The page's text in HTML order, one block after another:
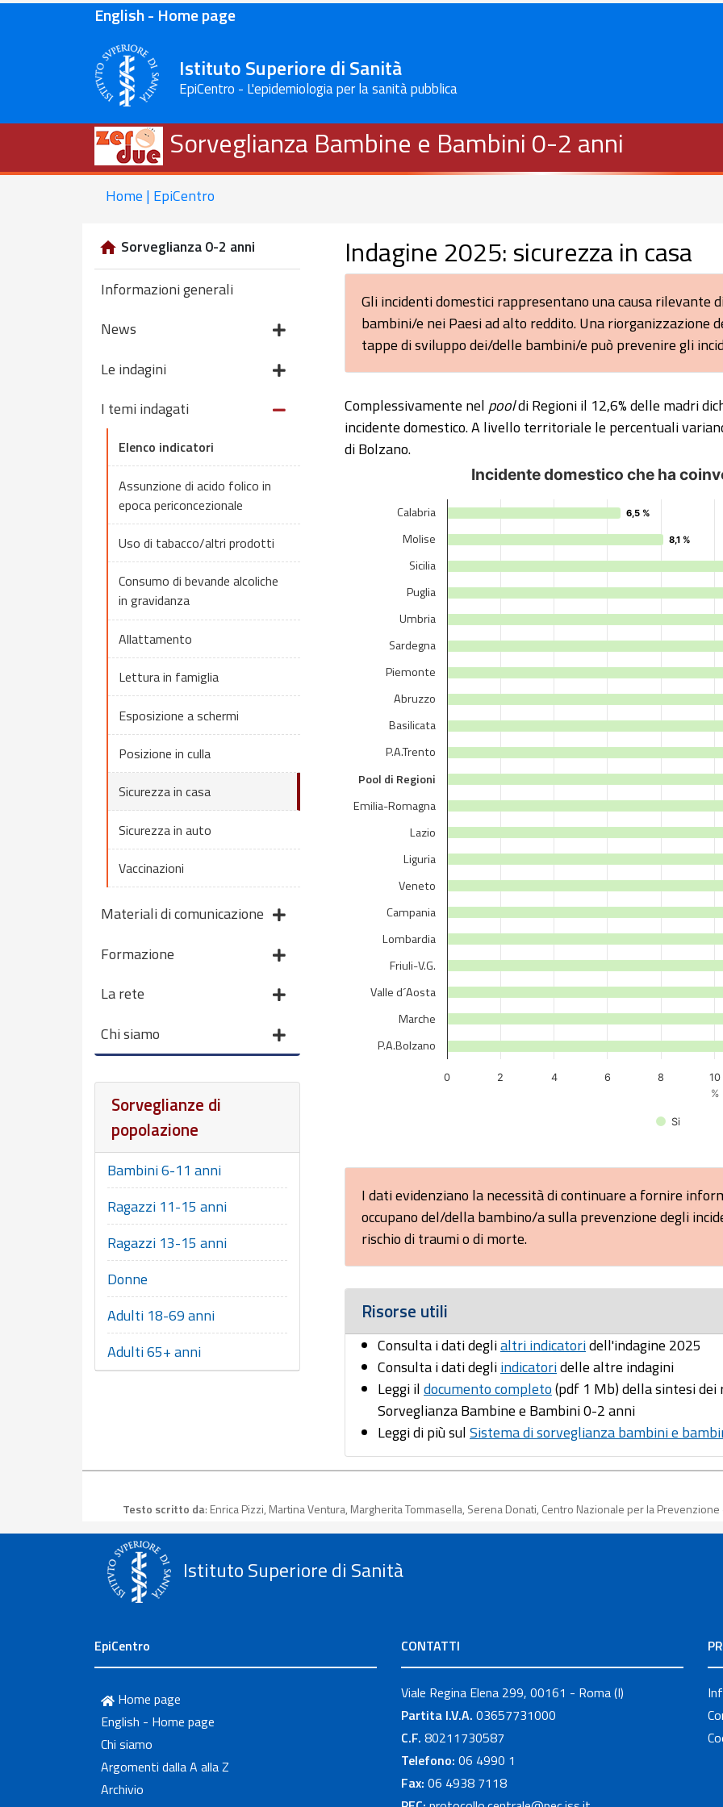
English - Home page
Istituto Superiore di Sanità
EpiCentro - L'epidemiologia per la sanità pubblica
Sorveglianza Bambine e Bambini 0-2 anni
Home | EpiCentro
Sorveglianza 0-2 anni
Informazioni generali
News
Le indagini
I temi indagati
Elenco indicatori
Assunzione di acido folico in
epoca periconcezionale
Uso di tabacco/altri prodotti
Consumo di bevande alcoliche
in gravidanza
Allattamento
Lettura in famiglia
Esposizione a schermi
Posizione in culla
Sicurezza in casa
Sicurezza in auto
Vaccinazioni
Materiali di comunicazione
Formazione
La rete
Chi siamo
Sorveglianze di
popolazione
Bambini 6-11 anni
Ragazzi 11-15 anni
Ragazzi 13-15 anni
Donne
Adulti 18-69 anni
Adulti 65+ anni
Indagine 2025: sicurezza in casa
Gli incidenti domestici rappresentano una causa rilevante
bambini/e nei Paesi ad alto reddito. Una riorganizzazione
tappe di sviluppo dei/delle bambini/e può prevenire gli
Complessivamente nel pooldi Regioni il 12,6% delle madri
incidente domestico. A livello territoriale le percentuali
di Bolzano.
Incidente domestico che ha coinvolto
Bar chart with 21 bars.
View as data table, Incidente domestico che ha coinvolto il/la
The chart has 1 X axis displaying categories.
The chart has 1 Y axis displaying %. Data ranges from 6.5 to
%
Incidente domestico che ha
6,5 %
6,5 %
8,1 %
8,1 %
Si
0 2 4 6 8 10
Calabria
Molise
Sicilia
Puglia
Umbria
Sardegna
Piemonte
Abruzzo
Basilicata
P.A.Trento
Pool di Regioni
Emilia-Romagna
Lazio
Liguria
Veneto
Campania
Lombardia
Friuli-V.G.
Valle d´Aosta
Marche
P.A.Bolzano
I dati evidenziano la necessità di continuare a fornire
occupano del/della bambino/a sulla prevenzione degli
rischio di traumi o di morte.
Risorse utili
Consulta i dati deglialtri indicatoridell'indagine 2025
Consulta i dati degliindicatoridelle altre indagini
Leggi ildocumento completo(pdf 1 Mb) della sintesi
Sorveglianza Bambine e Bambini 0-2 anni
Leggi di più sulSistema di sorveglianza bambini e
Testo scritto da: Enrica Pizzi, Martina Ventura, Margherita Tommasella, Serena Donati, Centro Nazionale per la
Istituto Superiore di Sanità
EpiCentro
Home page
English - Home page
Chi siamo
Argomenti dalla A alla Z
Archivio
CONTATTI
Viale Regina Elena 299, 00161 - Roma (I)
Partita I.V.A. 03657731000
C.F. 80211730587
Telefono: 06 4990 1
Fax: 06 4938 7118